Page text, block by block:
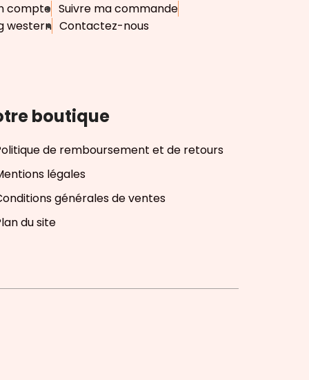
compte Suivre ma commande
western Contactez-nous
boutique
de remboursement et de retours
légales
générales de ventes
du site